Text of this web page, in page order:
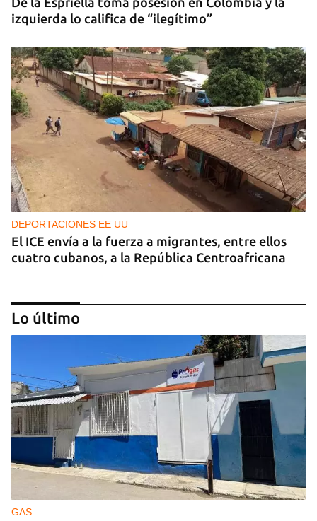
izquierda lo califica de “ilegítimo”
DEPORTACIONES EE UU
El ICE envía a la fuerza a migrantes, entre ellos
cuatro cubanos, a la República Centroafricana
GUERRA
Ucrania ataca otro centro logístico del Amazon
ruso, esta vez en los Urales
Lo último
GAS